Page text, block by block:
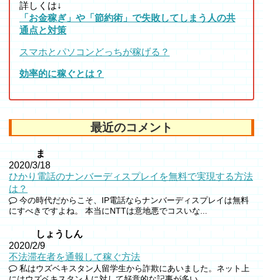
詳しくは↓
「お金稼ぎ」や「節約術」で失敗してしまう人の共
通点と対策
スマホとパソコンどっちが稼げる？
効率的に稼ぐとは？
最近のコメント
ま
2020/3/18
ひかり電話のナンバーディスプレイを無料で実現する方法
は？
今の時代だからこそ、IP電話ならナンバーディスプレイは無料
にすべきですよね。 本当にNTTは意地悪でコスいな...
しょうしん
2020/2/9
不法滞在者を通報して稼ぐ方法
私はウズベキスタン人留学生から詐欺にあいました。ネット上